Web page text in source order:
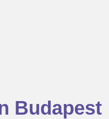
Budapest